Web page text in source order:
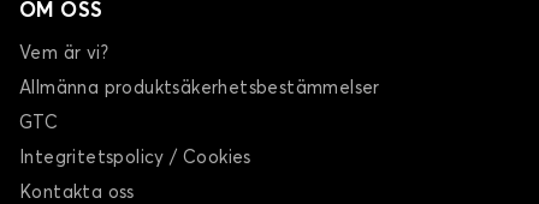
OM OSS
Vem är vi?
Allmänna produktsäkerhetsbestämmelser
GTC
Integritetspolicy / Cookies
Kontakta oss